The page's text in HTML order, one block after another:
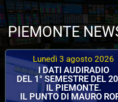
PIEMONTE
Lunedì 3 agosto 2026
I DATI AUDIRADIO
DEL 1° SEMESTRE DEL
IL PIEMONTE.
IL PUNTO DI MAURO